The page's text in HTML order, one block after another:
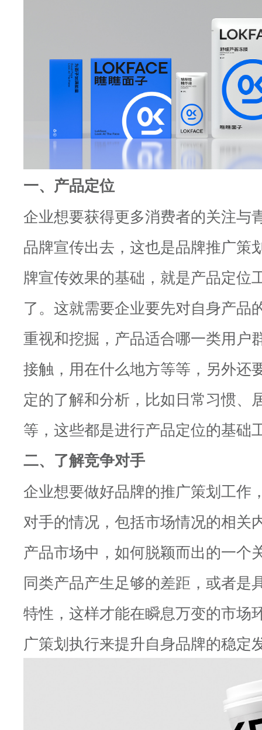
一、产品定位
企业想要获得更多消费者的关注与
品牌宣传出去，这也是品牌推广策
牌宣传效果的基础，就是产品定位
了。这就需要企业要先对自身产品
重视和挖掘，产品适合哪一类用户
接触，用在什么地方等等，另外还
定的了解和分析，比如日常习惯、
等，这些都是进行产品定位的基础
二、了解竞争对手
企业想要做好品牌的推广策划工作
对手的情况，包括市场情况的相关
产品市场中，如何脱颖而出的一个
同类产品产生足够的差距，或者是
特性，这样才能在瞬息万变的市场
广策划执行来提升自身品牌的稳定